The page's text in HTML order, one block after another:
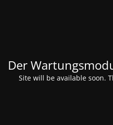
Der
Site will be available soon.